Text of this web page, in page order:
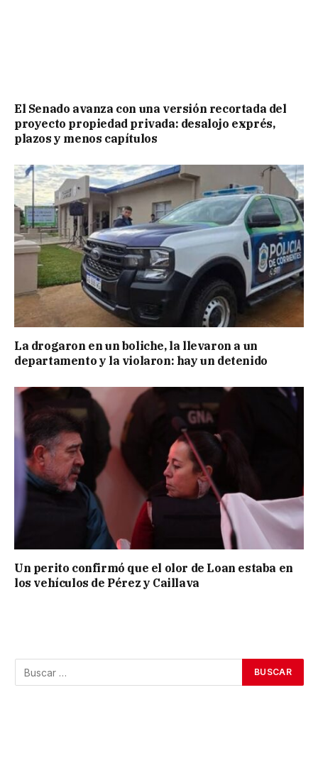
El Senado avanza con una versión recortada del
proyecto propiedad privada: desalojo exprés,
plazos y menos capítulos
La drogaron en un boliche, la llevaron a un
departamento y la violaron: hay un detenido
Un perito confirmó que el olor de Loan estaba en
los vehículos de Pérez y Caillava